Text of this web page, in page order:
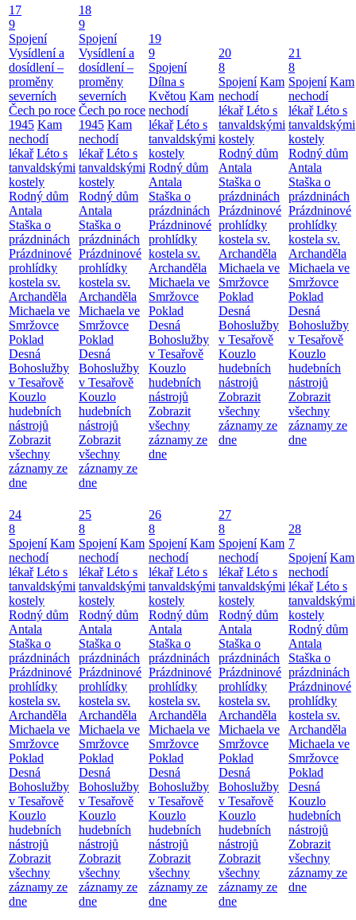
17
9
Spojení
Vysídlení a
dosídlení –
proměny
severních
Čech po roce
1945 Kam
nechodí
lékař Léto s
tanvaldskými
kostely
Rodný dům
Antala
Staška o
prázdninách
Prázdninové
prohlídky
kostela sv.
Archanděla
Michaela ve
Smržovce
Poklad
Desná
Bohoslužby
v Tesařově
Kouzlo
hudebních
nástrojů
Zobrazit
všechny
záznamy ze
dne
18
9
Spojení
Vysídlení a
dosídlení –
proměny
severních
Čech po roce
1945 Kam
nechodí
lékař Léto s
tanvaldskými
kostely
Rodný dům
Antala
Staška o
prázdninách
Prázdninové
prohlídky
kostela sv.
Archanděla
Michaela ve
Smržovce
Poklad
Desná
Bohoslužby
v Tesařově
Kouzlo
hudebních
nástrojů
Zobrazit
všechny
záznamy ze
dne
19
9
Spojení
Dílna s
Květou Kam
nechodí
lékař Léto s
tanvaldskými
kostely
Rodný dům
Antala
Staška o
prázdninách
Prázdninové
prohlídky
kostela sv.
Archanděla
Michaela ve
Smržovce
Poklad
Desná
Bohoslužby
v Tesařově
Kouzlo
hudebních
nástrojů
Zobrazit
všechny
záznamy ze
dne
20
8
Spojení Kam
nechodí
lékař Léto s
tanvaldskými
kostely
Rodný dům
Antala
Staška o
prázdninách
Prázdninové
prohlídky
kostela sv.
Archanděla
Michaela ve
Smržovce
Poklad
Desná
Bohoslužby
v Tesařově
Kouzlo
hudebních
nástrojů
Zobrazit
všechny
záznamy ze
dne
21
8
Spojení Kam
nechodí
lékař Léto s
tanvaldskými
kostely
Rodný dům
Antala
Staška o
prázdninách
Prázdninové
prohlídky
kostela sv.
Archanděla
Michaela ve
Smržovce
Poklad
Desná
Bohoslužby
v Tesařově
Kouzlo
hudebních
nástrojů
Zobrazit
všechny
záznamy ze
dne
24
8
Spojení Kam
nechodí
lékař Léto s
tanvaldskými
kostely
Rodný dům
Antala
Staška o
prázdninách
Prázdninové
prohlídky
kostela sv.
Archanděla
Michaela ve
Smržovce
Poklad
Desná
Bohoslužby
v Tesařově
Kouzlo
hudebních
nástrojů
Zobrazit
všechny
záznamy ze
dne
25
8
Spojení Kam
nechodí
lékař Léto s
tanvaldskými
kostely
Rodný dům
Antala
Staška o
prázdninách
Prázdninové
prohlídky
kostela sv.
Archanděla
Michaela ve
Smržovce
Poklad
Desná
Bohoslužby
v Tesařově
Kouzlo
hudebních
nástrojů
Zobrazit
všechny
záznamy ze
dne
26
8
Spojení Kam
nechodí
lékař Léto s
tanvaldskými
kostely
Rodný dům
Antala
Staška o
prázdninách
Prázdninové
prohlídky
kostela sv.
Archanděla
Michaela ve
Smržovce
Poklad
Desná
Bohoslužby
v Tesařově
Kouzlo
hudebních
nástrojů
Zobrazit
všechny
záznamy ze
dne
27
8
Spojení Kam
nechodí
lékař Léto s
tanvaldskými
kostely
Rodný dům
Antala
Staška o
prázdninách
Prázdninové
prohlídky
kostela sv.
Archanděla
Michaela ve
Smržovce
Poklad
Desná
Bohoslužby
v Tesařově
Kouzlo
hudebních
nástrojů
Zobrazit
všechny
záznamy ze
dne
28
7
Spojení Kam
nechodí
lékař Léto s
tanvaldskými
kostely
Rodný dům
Antala
Staška o
prázdninách
Prázdninové
prohlídky
kostela sv.
Archanděla
Michaela ve
Smržovce
Poklad
Desná
Kouzlo
hudebních
nástrojů
Zobrazit
všechny
záznamy ze
dne